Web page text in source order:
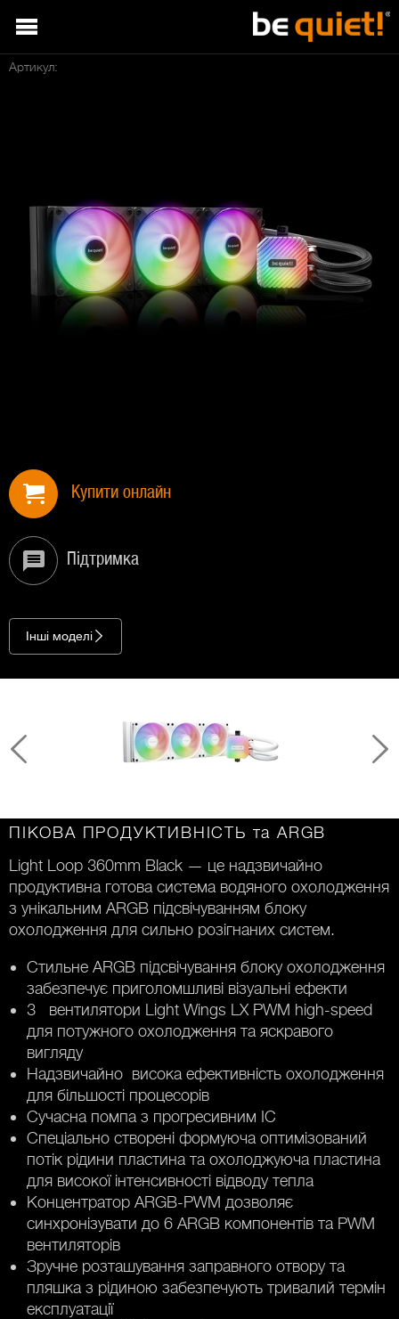
Артикул:
Купити онлайн
Підтримка
Інші моделі
ПІКОВА ПРОДУКТИВНІСТЬ та ARGB
Light Loop 360mm Black — це надзвичайно
продуктивна готова система водяного охолодження
з унікальним ARGB підсвічуванням блоку
охолодження для сильно розігнаних систем.
Стильне ARGB підсвічування блоку охолодження
забезпечує приголомшливі візуальні ефекти
3 вентилятори Light Wings LX PWM high-speed
для потужного охолодження та яскравого
вигляду
Надзвичайно висока ефективність охолодження
для більшості процесорів
Сучасна помпа з прогресивним IC
Спеціально створені формуюча оптимізований
потік рідини пластина та охолоджуюча пластина
для високої інтенсивності відводу тепла
Концентратор ARGB-PWM дозволяє
синхронізувати до 6 ARGB компонентів та PWM
вентиляторів
Зручне розташування заправного отвору та
пляшка з рідиною забезпечують тривалий термін
експлуатації